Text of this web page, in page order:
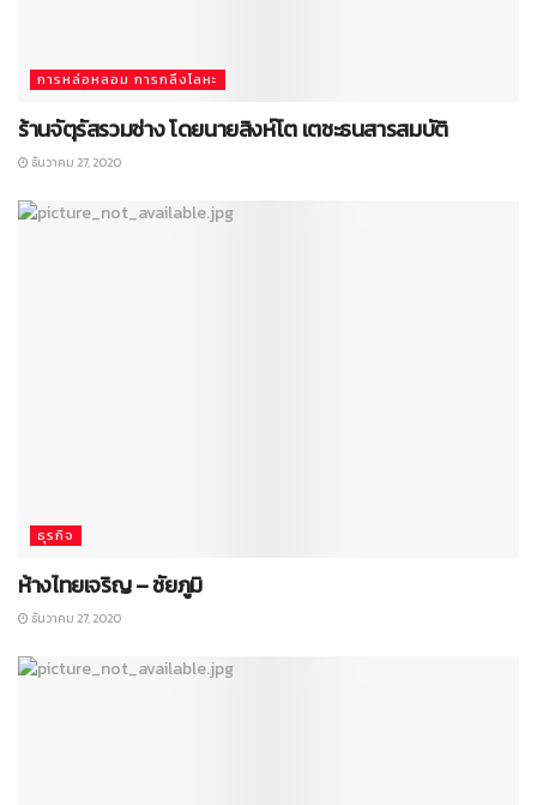
การหล่อหลอม การกลึงโลหะ
ร้านจัตุรัสรวมช่าง โดยนายสิงห์โต เตชะธนสารสมบัติ
ธันวาคม 27, 2020
ธุรกิจ
ห้างไทยเจริญ – ชัยภูมิ
ธันวาคม 27, 2020